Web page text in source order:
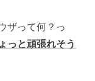
ザって何？っ
っと頑張れそう